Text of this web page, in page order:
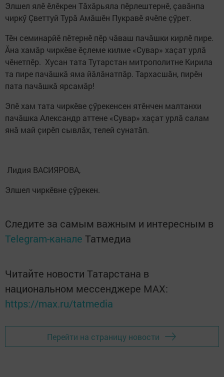
Элшел ялӗ ӗлӗкрен Тăхăрьяла пӗрлештернӗ, çавăнпа
чиркӳ Çветтуй Турă Амăшӗн Пукравӗ ячӗпе çӳрет.
Тӗн семинарйӗ пӗтернӗ пӗр чăваш пачăшки кирлӗ пире.
Ăна хамăр чиркӗве ӗçлеме килме «Сувар» хаçат урлă
чӗнетпӗр. Хусан тата Тутарстан митрополитне Кирила
та пире пачăшкă яма йăлăнатпăр. Тархасшăн, пирӗн
пата пачăшкă ярсамăр!
Эпӗ хам тата чиркӗве çӳрекенсен ятӗнчен малтанхи
пачăшка Александр аттене «Сувар» хаçат урлă салам
янă май çирӗп сывлăх, телей сунатăп.
Лидия ВАСИЯРОВА,
Элшел чиркӗвне çӳрекен.
Следите за самым важным и интересным в
Telegram-канале Татмедиа
Читайте новости Татарстана в
национальном мессенджере MАХ:
https://max.ru/tatmedia
Перейти на страницу новости